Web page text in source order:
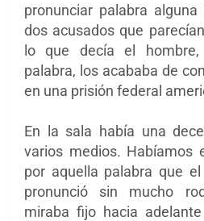
pronunciar palabra
dos acusados que
lo que decía el
palabra, los acababa de
en una prisión federal
En la sala había una
varios medios. Habíamos
por aquella palabra que
pronunció sin mucho
miraba fijo hacia